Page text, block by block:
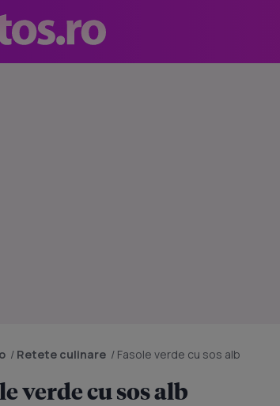
/ Retete culinare / Fasole verde cu sos alb
verde cu sos alb